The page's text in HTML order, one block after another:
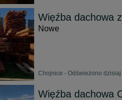
Więźba dachowa
Nowe
Chojnice - Odświeżono dzisiaj
Więźba dachowa